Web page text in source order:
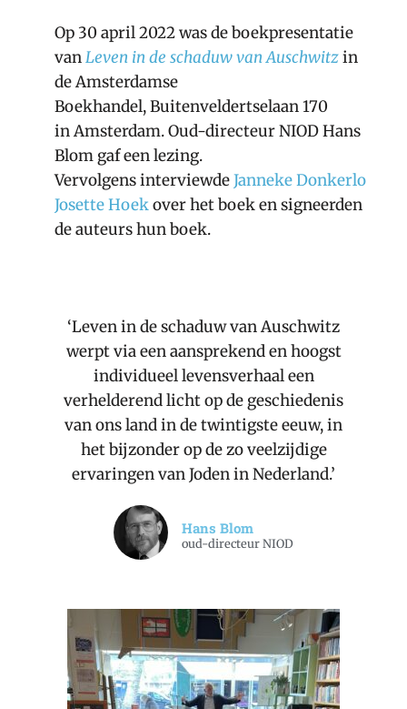
Op 30 april 2022 was de boekpresentatie
vanLeven in de schaduw van Auschwitzin
de Amsterdamse
Boekhandel,Buitenveldertselaan 170
inAmsterdam. Oud-directeur NIOD Hans
Blom gaf een lezing.
Vervolgens interviewdeJanneke Donkerlo
Josette Hoekover het boek en signeerden
de auteurs hun boek.
‘Leven in de schaduw van Auschwitz
werpt via een aansprekend en hoogst
individueel levensverhaal een
verhelderend licht op de geschiedenis
van ons land in de twintigste eeuw, in
het bijzonder op de zo veelzijdige
ervaringen van Joden in Nederland.’
Hans Blom
oud-directeur NIOD